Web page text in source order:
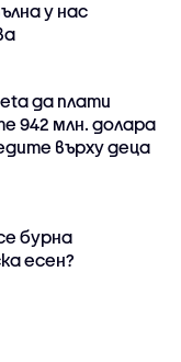
у нас
да плати
942 млн. долара
върху деца
бурна
есен?